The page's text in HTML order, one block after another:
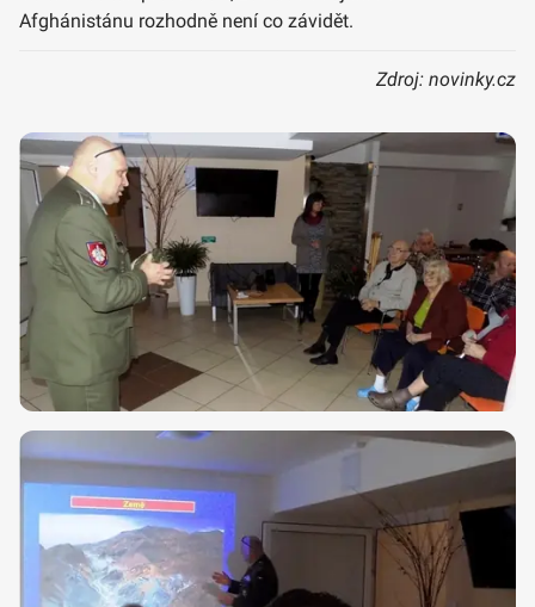
Afghánistánu rozhodně není co závidět.
Zdroj: novinky.cz